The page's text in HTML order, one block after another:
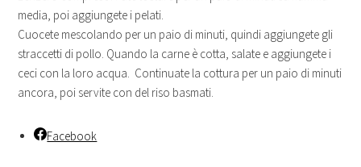
media, poi aggiungete i pelati.
Cuocete mescolando per un paio di minuti, quindi aggiungete gli
straccetti di pollo. Quando la carne è cotta, salate e aggiungete i
ceci con la loro acqua. Continuate la cottura per un paio di minuti
ancora, poi servite con del riso basmati.
Facebook